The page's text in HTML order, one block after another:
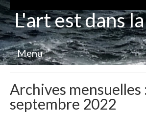
L'art est dans
Menu
Archives mensuelles
septembre 2022